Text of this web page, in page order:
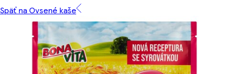
Späť na Ovsené kaše